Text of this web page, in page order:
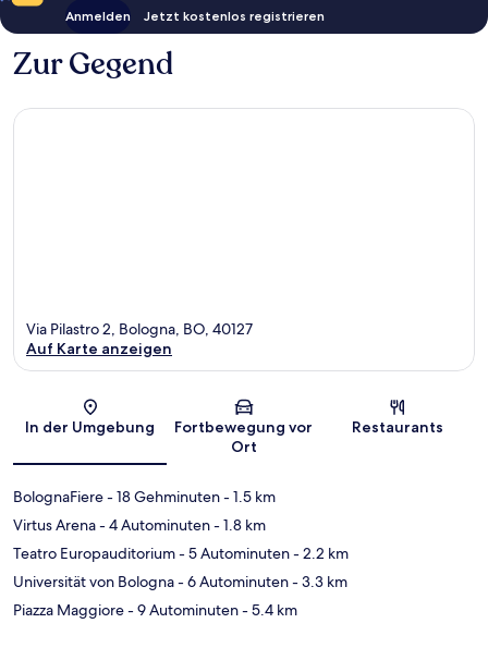
Anmelden Jetzt kostenlos registrieren
Zur Gegend
Karte
Via Pilastro 2, Bologna, BO, 40127
Auf Karte anzeigen
In der Umgebung
Fortbewegung vor
Ort
Restaurants
BolognaFiere- 18 Gehminuten- 1.5 km
Virtus Arena- 4 Autominuten- 1.8 km
Teatro Europauditorium- 5 Autominuten- 2.2 km
Universität von Bologna- 6 Autominuten- 3.3 km
Piazza Maggiore- 9 Autominuten- 5.4 km